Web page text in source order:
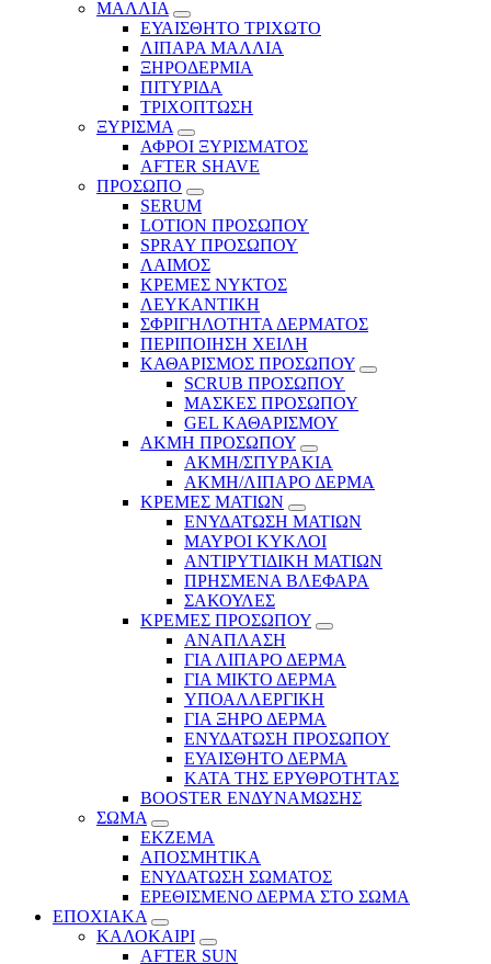
ΜΑΛΛΙΑ
ΕΥΑΙΣΘΗΤΟ ΤΡΙΧΩΤΟ
ΛΙΠΑΡΑ ΜΑΛΛΙΑ
ΞΗΡΟΔΕΡΜΙΑ
ΠΙΤΥΡΙΔΑ
ΤΡΙΧΟΠΤΩΣΗ
ΞΥΡΙΣΜΑ
ΑΦΡΟΙ ΞΥΡΙΣΜΑΤΟΣ
AFTER SHAVE
ΠΡΟΣΩΠΟ
SERUM
LOTION ΠΡΟΣΩΠΟΥ
SPRAY ΠΡΟΣΩΠΟΥ
ΛΑΙΜΟΣ
ΚΡΕΜΕΣ ΝΥΚΤΟΣ
ΛΕΥΚΑΝΤΙΚΗ
ΣΦΡΙΓΗΛΟΤΗΤΑ ΔΕΡΜΑΤΟΣ
ΠΕΡΙΠΟΙΗΣΗ ΧΕΙΛΗ
ΚΑΘΑΡΙΣΜΟΣ ΠΡΟΣΩΠΟΥ
SCRUB ΠΡΟΣΩΠΟΥ
ΜΑΣΚΕΣ ΠΡΟΣΩΠΟΥ
GEL ΚΑΘΑΡΙΣΜΟΥ
ΑΚΜΗ ΠΡΟΣΩΠΟΥ
ΑΚΜΗ/ΣΠΥΡΑΚΙΑ
ΑΚΜΗ/ΛΙΠΑΡΟ ΔΕΡΜΑ
ΚΡΕΜΕΣ ΜΑΤΙΩΝ
ΕΝΥΔΑΤΩΣΗ ΜΑΤΙΩΝ
ΜΑΥΡΟΙ ΚΥΚΛΟΙ
ΑΝΤΙΡΥΤΙΔΙΚΗ ΜΑΤΙΩΝ
ΠΡΗΣΜΕΝΑ ΒΛΕΦΑΡΑ
ΣΑΚΟΥΛΕΣ
ΚΡΕΜΕΣ ΠΡΟΣΩΠΟΥ
ΑΝΑΠΛΑΣΗ
ΓΙΑ ΛΙΠΑΡΟ ΔΕΡΜΑ
ΓΙΑ ΜΙΚΤΟ ΔΕΡΜΑ
ΥΠΟΑΛΛΕΡΓΙΚΗ
ΓΙΑ ΞΗΡΟ ΔΕΡΜΑ
ΕΝΥΔΑΤΩΣΗ ΠΡΟΣΩΠΟΥ
ΕΥΑΙΣΘΗΤΟ ΔΕΡΜΑ
ΚΑΤΑ ΤΗΣ ΕΡΥΘΡΟΤΗΤΑΣ
BOOSTER ΕΝΔΥΝΑΜΩΣΗΣ
ΣΩΜΑ
ΕΚΖΕΜΑ
ΑΠΟΣΜΗΤΙΚΑ
ΕΝΥΔΑΤΩΣΗ ΣΩΜΑΤΟΣ
ΕΡΕΘΙΣΜΕΝΟ ΔΕΡΜΑ ΣΤΟ ΣΩΜΑ
ΕΠΟΧΙΑΚΑ
ΚΑΛΟΚΑΙΡΙ
AFTER SUN